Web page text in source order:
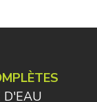
D'EAU